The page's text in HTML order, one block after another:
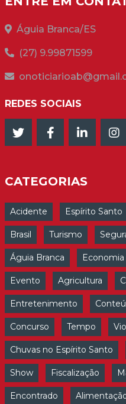
Águia Branca/ES
(27) 9.99871599
REDES SOCIAIS
CATEGORIAS
Acidente Espírito Santo
Brasil Turismo
Águia Branca Economia
Evento Agricultura
Entretenimento
Concurso Tempo
Chuvas no Espírito Santo
Show Fiscalização
Encontrado